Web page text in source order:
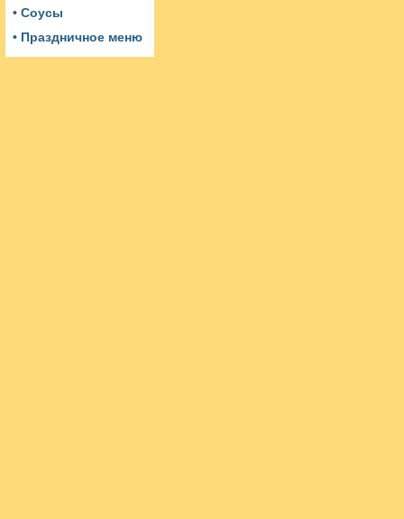
• Соусы
• Праздничное меню